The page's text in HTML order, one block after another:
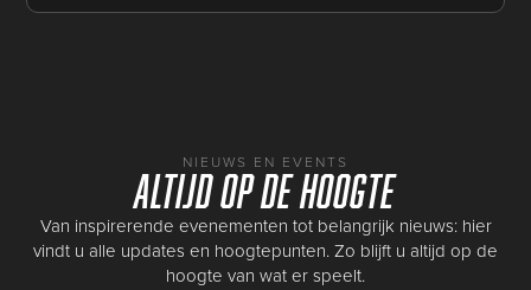
NIEUWS EN EVENTS
Altijd op de hoogte
Van inspirerende evenementen tot belangrijk nieuws: hier
vindt u alle updates en hoogtepunten. Zo blijft u altijd op de
hoogte van wat er speelt.